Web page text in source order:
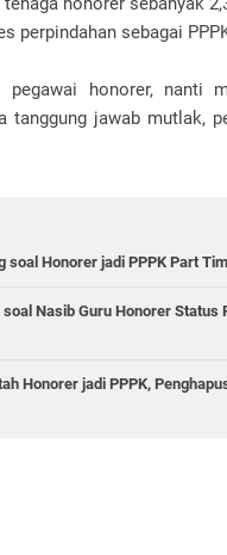
perpindahan sebagai
honorer, nanti
tanggung jawab mutlak,
soal Honorer jadi PPPK Part
Nasib Guru Honorer Status
Honorer jadi PPPK,